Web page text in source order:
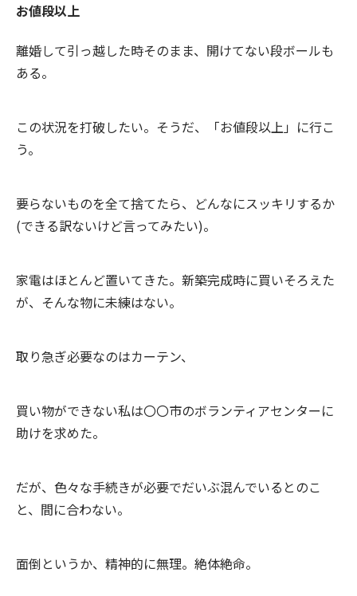
お値段以上
離婚して引っ越した時そのまま、開けてない段ボールも
ある。
この状況を打破したい。そうだ、「お値段以上」に行こ
う。
要らないものを全て捨てたら、どんなにスッキリするか
(できる訳ないけど言ってみたい)。
家電はほとんど置いてきた。新築完成時に買いそろえた
が、そんな物に未練はない。
取り急ぎ必要なのはカーテン、
買い物ができない私は〇〇市のボランティアセンターに
助けを求めた。
だが、色々な手続きが必要でだいぶ混んでいるとのこ
と、間に合わない。
面倒というか、精神的に無理。絶体絶命。